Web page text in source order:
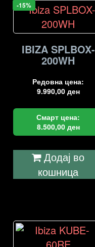
-15%
IBIZA SPLBOX-
200WH
Редовна цена:
9.990,00 ден
Смарт цена:
8.500,00 ден
Додај во
кошница